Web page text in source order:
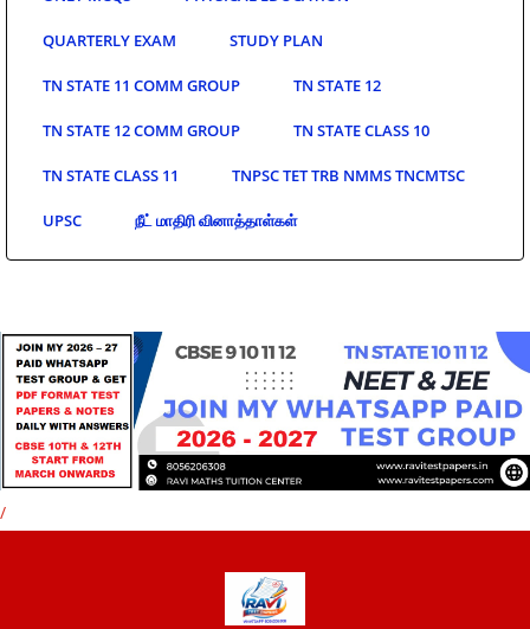
QUARTERLY EXAM STUDY PLAN
TN STATE 11 COMM GROUP TN STATE 12
TN STATE 12 COMM GROUP TN STATE CLASS 10
TN STATE CLASS 11 TNPSC TET TRB NMMS TNCMTSC
UPSC நீட் மாதிரி வினாத்தாள்கள்
/